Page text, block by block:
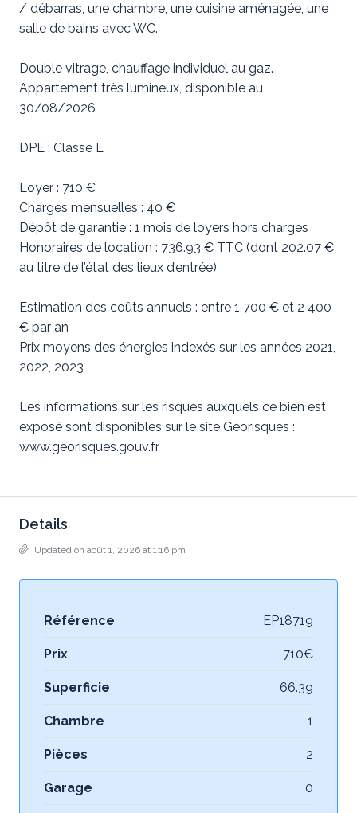
/ débarras, une chambre, une cuisine aménagée, une
salle de bains avec WC.
Double vitrage, chauffage individuel au gaz.
Appartement très lumineux, disponible au
30/08/2026
DPE : Classe E
Loyer : 710 €
Charges mensuelles : 40 €
Dépôt de garantie : 1 mois de loyers hors charges
Honoraires de location : 736.93 € TTC (dont 202.07 €
au titre de l’état des lieux d’entrée)
Estimation des coûts annuels : entre 1 700 € et 2 400
€ par an
Prix moyens des énergies indexés sur les années 2021,
2022, 2023
Les informations sur les risques auxquels ce bien est
exposé sont disponibles sur le site Géorisques :
www.georisques.gouv.fr
Details
Updated on août 1, 2026 at 1:16 pm
Référence EP18719
Prix 710€
Superficie 66.39
Chambre 1
Pièces 2
Garage 0